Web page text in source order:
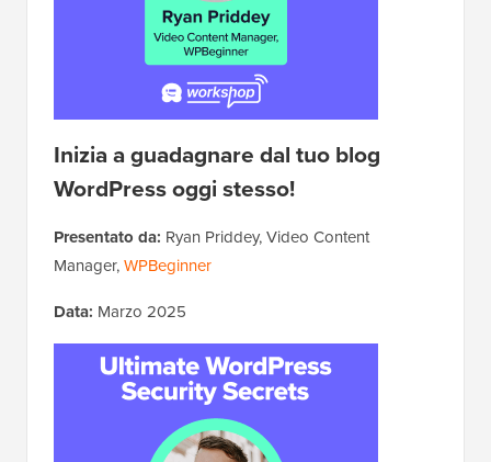
Inizia a guadagnare dal tuo blog
WordPress oggi stesso!
Presentato da: Ryan Priddey, Video Content
Manager,WPBeginner
Data: Marzo 2025